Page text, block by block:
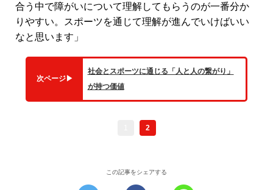
合う中で障がいについて理解してもらうのが一番分か
りやすい。スポーツを通じて理解が進んでいけばいい
なと思います」
次ページ▶
社会とスポーツに通じる「人と人の繋がり」
が持つ価値
2
この記事をシェアする